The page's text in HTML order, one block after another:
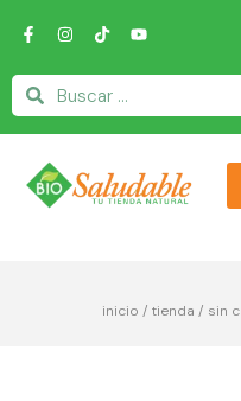
inicio / tienda / sin